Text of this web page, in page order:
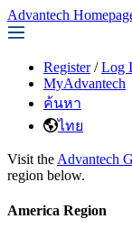
Advantech
Register / Log
MyAdvantech
ค้นหา
ไทย
Visit the Advantech
region below.
America Region